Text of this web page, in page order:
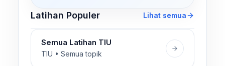
Latihan Populer Lihat semua
Semua Latihan TIU
TIU • Semua topik